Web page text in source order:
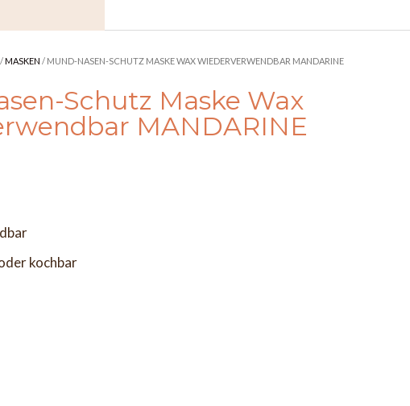
/MASKEN / MUND-NASEN-SCHUTZ MASKE WAX WIEDERVERWENDBAR MANDARINE
Schutz Maske Wax
MANDARINE
kochbar